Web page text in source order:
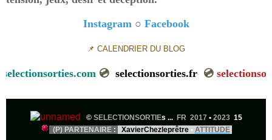
Instagram○ Facebook
📌 CALENDRIER DU BLOG
💿 selectionsorties.fr💿
© SELECTIONSORTIEs ... FR 2017 • 2023 15
(P) PARTENAIRE : XavierChezleprêtre • ATTITUDE